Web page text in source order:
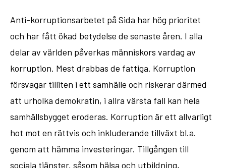
Anti-korruptionsarbetet på Sida har hög prioritet
och har fått ökad betydelse de senaste åren. I alla
delar av världen påverkas människors vardag av
korruption. Mest drabbas de fattiga. Korruption
försvagar tilliten i ett samhälle och riskerar därmed
att urholka demokratin, i allra värsta fall kan hela
samhällsbygget eroderas. Korruption är ett allvarligt
hot mot en rättvis och inkluderande tillväxt bl.a.
genom att hämma investeringar. Tillgången till
sociala tjänster, såsom hälsa och utbildning,